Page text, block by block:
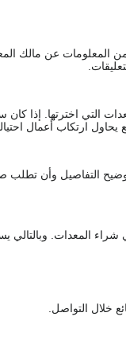
المعلومات عن مالك
التي اخترتها. إذا
ارتكاب أعمال
التفاصيل وأن تطلب
المعدات. وبالتالي
خلال التواصل.